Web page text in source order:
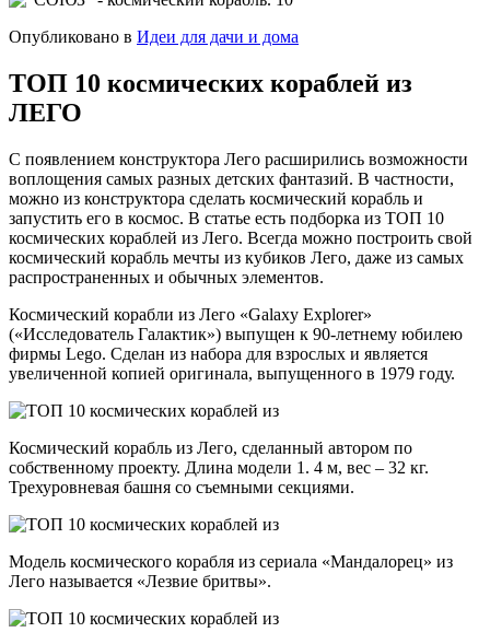
Опубликовано в Идеи для дачи и дома
ТОП 10 космических кораблей из
ЛЕГО
С появлением конструктора Лего расширились возможности
воплощения самых разных детских фантазий. В частности,
можно из конструктора сделать космический корабль и
запустить его в космос. В статье есть подборка из ТОП 10
космических кораблей из Лего. Всегда можно построить свой
космический корабль мечты из кубиков Лего, даже из самых
распространенных и обычных элементов.
Космический корабли из Лего «Galaxy Explorer»
(«Исследователь Галактик») выпущен к 90-летнему юбилею
фирмы Lego. Сделан из набора для взрослых и является
увеличенной копией оригинала, выпущенного в 1979 году.
Космический корабль из Лего, сделанный автором по
собственному проекту. Длина модели 1. 4 м, вес – 32 кг.
Трехуровневая башня со съемными секциями.
Модель космического корабля из сериала «Мандалорец» из
Лего называется «Лезвие бритвы».